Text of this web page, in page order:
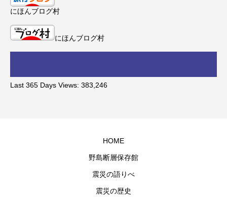
にほんブログ村
にほんブログ村
Last 365 Days Views: 383,246
HOME
野島断層保存館
震災の語りべ
震災の歴史